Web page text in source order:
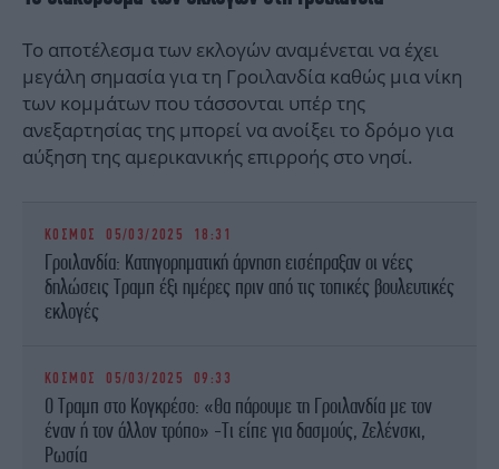
Το αποτέλεσμα των εκλογών αναμένεται να έχει
μεγάλη σημασία για τη Γροιλανδία καθώς μια νίκη
των κομμάτων που τάσσονται υπέρ της
ανεξαρτησίας της μπορεί να ανοίξει το δρόμο για
αύξηση της αμερικανικής επιρροής στο νησί.
ΚΟΣΜΟΣ 05/03/2025 18:31
Γροιλανδία: Κατηγορηματική άρνηση εισέπραξαν οι νέες
δηλώσεις Τραμπ έξι ημέρες πριν από τις τοπικές βουλευτικές
εκλογές
ΚΟΣΜΟΣ 05/03/2025 09:33
Ο Τραμπ στο Κογκρέσο: «Θα πάρουμε τη Γροιλανδία με τον
έναν ή τον άλλον τρόπο» -Τι είπε για δασμούς, Ζελένσκι,
Ρωσία